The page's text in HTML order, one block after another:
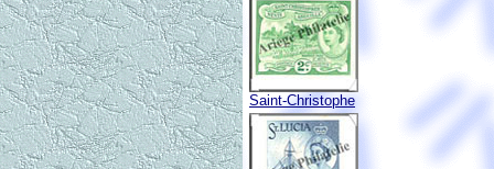
Saint-Christophe